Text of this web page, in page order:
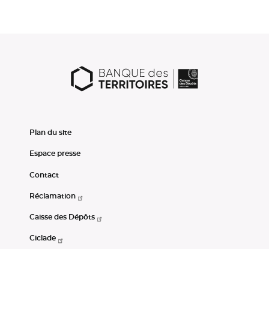
Plan du site
Espace presse
Contact
Réclamation
Caisse des Dépôts
Ciclade